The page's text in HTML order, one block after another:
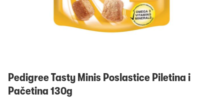
Pedigree Tasty Minis Poslastice Piletina i
Pačetina 130g